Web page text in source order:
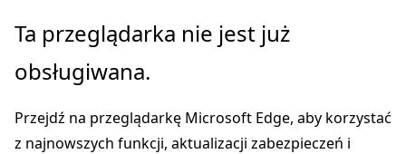
Przejdź
głównej
Przejdź
nawigacji
stronie
Ta przeglądarka nie jest już
obsługiwana.
Przejdź na przeglądarkę Microsoft Edge, aby korzystać
z najnowszych funkcji, aktualizacji zabezpieczeń i